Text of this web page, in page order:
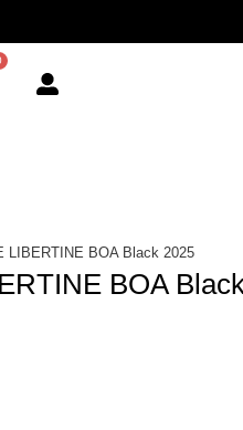
LIBERTINE BOA Black 2025
BOA